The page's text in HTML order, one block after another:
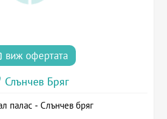
виж офертата
Слънчев Бряг
палас - Слънчев бряг